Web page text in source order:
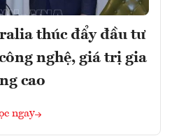
thúc đẩy đầu tư
nghệ, giá trị gia
cao
ngay